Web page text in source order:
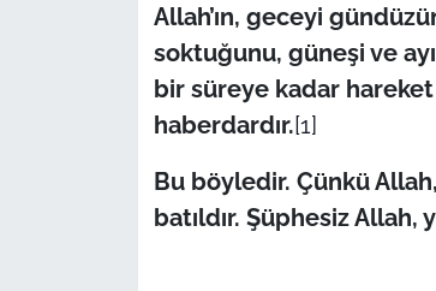
Allah’ın, geceyi
soktuğunu, güneşi ve
bir süreye kadar hareket
haberdardır.[1]
Bu böyledir. Çünkü
batıldır. Şüphesiz Allah,